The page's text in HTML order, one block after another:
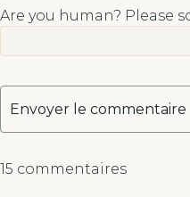
15 commentaires
Are you human? Please
l